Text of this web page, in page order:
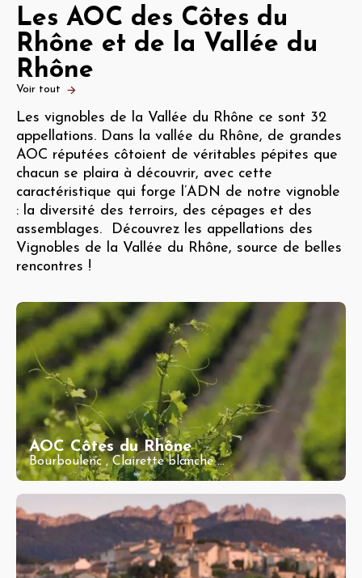
Les AOC des Côtes du
Rhône et de la Vallée du
Rhône
Voir tout
Les vignobles de la Vallée du Rhône ce sont 32
appellations. Dans la vallée du Rhône, de grandes
AOC réputées côtoient de véritables pépites que
chacun se plaira à découvrir, avec cette
caractéristique qui forge l’ADN de notre vignoble
: la diversité des terroirs, des cépages et des
assemblages. Découvrez les appellations des
Vignobles de la Vallée du Rhône, source de belles
rencontres !
AOC Côtes du Rhône
Bourboulenc ,Clairette blanche ...